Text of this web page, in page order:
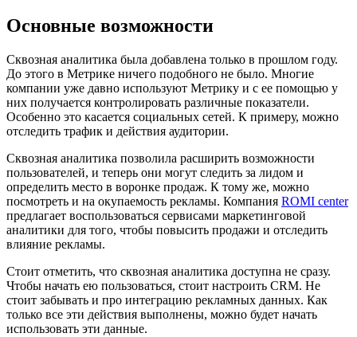
Основные возможности
Сквозная аналитика была добавлена только в прошлом году.
До этого в Метрике ничего подобного не было. Многие
компании уже давно используют Метрику и с ее помощью у
них получается контролировать различные показатели.
Особенно это касается социальных сетей. К примеру, можно
отследить трафик и действия аудитории.
Сквозная аналитика позволила расширить возможности
пользователей, и теперь они могут следить за лидом и
определить место в воронке продаж. К тому же, можно
посмотреть и на окупаемость рекламы. Компания ROMI center
предлагает воспользоваться сервисами маркетинговой
аналитики для того, чтобы повысить продажи и отследить
влияние рекламы.
Стоит отметить, что сквозная аналитика доступна не сразу.
Чтобы начать ею пользоваться, стоит настроить CRM. Не
стоит забывать и про интеграцию рекламных данных. Как
только все эти действия выполнены, можно будет начать
использовать эти данные.